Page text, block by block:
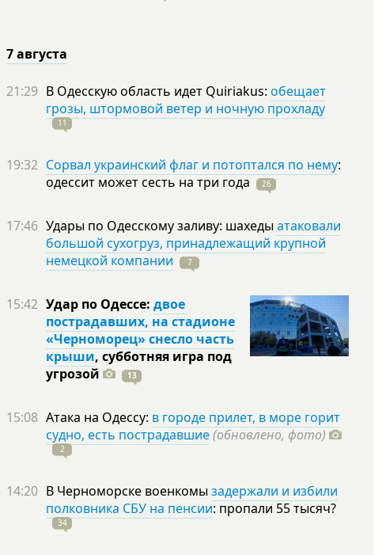
7 августа
21:29 В Одесскую область идет Quiriakus: обещает
грозы, штормовой ветер и ночную прохладу
11
19:32 Сорвал украинский флаг и потоптался по нему:
одессит может сесть на три года 26
17:46 Удары по Одесскому заливу: шахеды атаковали
большой сухогруз, принадлежащий крупной
немецкой компании
7
15:42 Удар по Одессе: двое
пострадавших, на стадионе
«Черноморец» снесло часть
крыши, субботняя игра под
угрозой
13
15:08 Атака на Одессу: в городе прилет, в море горит
судно, есть пострадавшие(обновлено, фото)
2
14:20 В Черноморске военкомы задержали и избили
полковника СБУ на пенсии: пропали 55тысяч?
34